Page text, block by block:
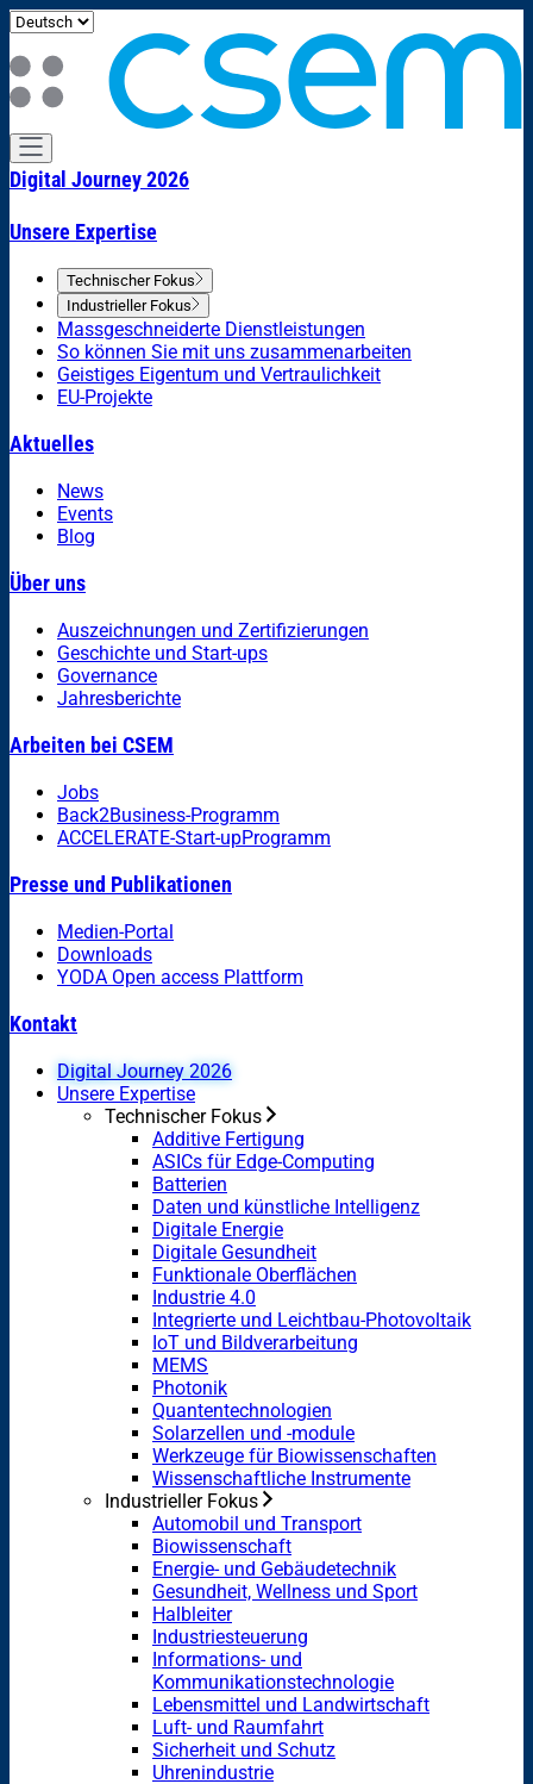
Digital Journey 2026
Unsere Expertise
Technischer Fokus
Industrieller Fokus
Massgeschneiderte Dienstleistungen
So können Sie mit uns zusammenarbeiten
Geistiges Eigentum und Vertraulichkeit
EU-Projekte
Aktuelles
News
Events
Blog
Über uns
Auszeichnungen und Zertifizierungen
Geschichte und Start-ups
Governance
Jahresberichte
Arbeiten bei CSEM
Jobs
Back2Business-Programm
ACCELERATE-Start-upProgramm
Presse und Publikationen
Medien-Portal
Downloads
YODA Open access Plattform
Kontakt
Digital Journey 2026
Unsere Expertise
Technischer Fokus
Additive Fertigung
ASICs für Edge-Computing
Batterien
Daten und künstliche Intelligenz
Digitale Energie
Digitale Gesundheit
Funktionale Oberflächen
Industrie 4.0
Integrierte und Leichtbau-Photovoltaik
IoT und Bildverarbeitung
MEMS
Photonik
Quantentechnologien
Solarzellen und -module
Werkzeuge für Biowissenschaften
Wissenschaftliche Instrumente
Industrieller Fokus
Automobil und Transport
Biowissenschaft
Energie- und Gebäudetechnik
Gesundheit, Wellness und Sport
Halbleiter
Industriesteuerung
Informations- und
Kommunikationstechnologie
Lebensmittel und Landwirtschaft
Luft- und Raumfahrt
Sicherheit und Schutz
Uhrenindustrie